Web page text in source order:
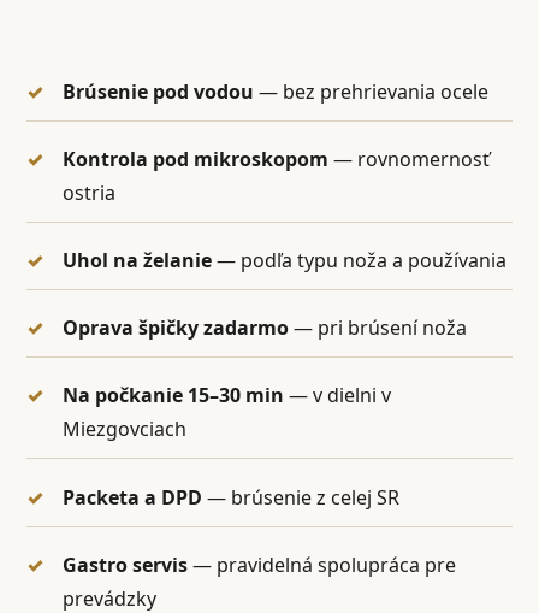
Brúsenie pod vodou — bez prehrievania ocele
Kontrola pod mikroskopom — rovnomernosť
ostria
Uhol na želanie— podľa typu noža a používania
Oprava špičky zadarmo— pri brúsení noža
Na počkanie 15–30 min — v dielni v
Miezgovciach
Packeta a DPD — brúsenie z celej SR
Gastro servis— pravidelná spolupráca pre
prevádzky